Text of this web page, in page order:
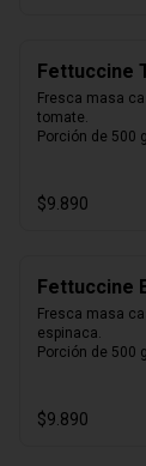
Fettuccine
Fresca masa
tomate.
Porción de 500
$9.890
Fettuccine
Fresca masa
espinaca.
Porción de 500
$9.890